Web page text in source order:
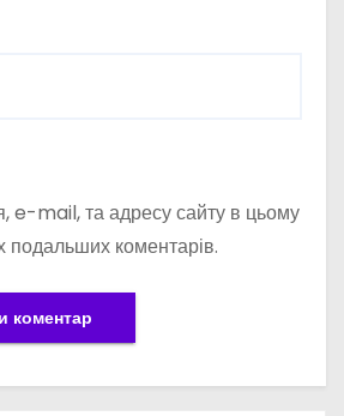
e-mail, та адресу сайту в цьому
подальших коментарів.